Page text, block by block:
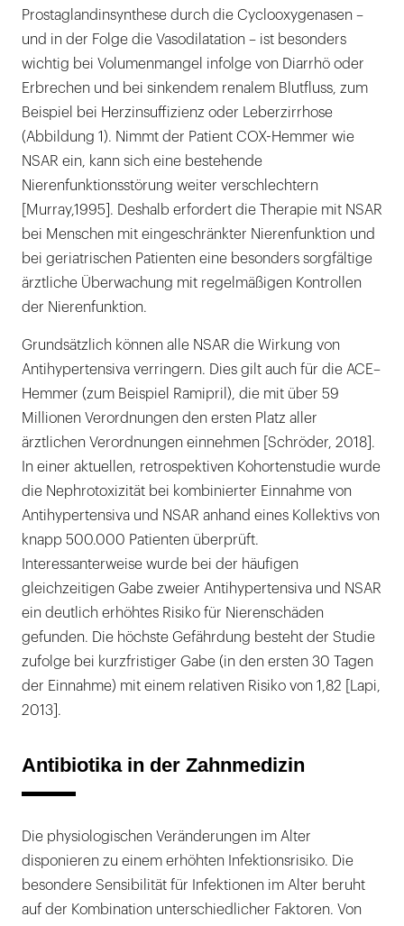
Prostaglandinsynthese durch die Cyclooxygenasen –
und in der Folge die Vasodilatation – ist besonders
wichtig bei Volumenmangel infolge von Diarrhö oder
Erbrechen und bei sinkendem renalem Blutfluss, zum
Beispiel bei Herzinsuffizienz oder Leberzirrhose
(Abbildung 1). Nimmt der Patient COX-Hemmer wie
NSAR ein, kann sich eine bestehende
Nierenfunktionsstörung weiter verschlechtern
[Murray,1995]. Deshalb erfordert die Therapie mit NSAR
bei Menschen mit eingeschränkter Nierenfunktion und
bei geriatrischen Patienten eine besonders sorgfältige
ärztliche Überwachung mit regelmäßigen Kontrollen
der Nierenfunktion.
Grundsätzlich können alle NSAR die Wirkung von
Antihypertensiva verringern. Dies gilt auch für die ACE–
Hemmer (zum Beispiel Ramipril), die mit über 59
Millionen Verordnungen den ersten Platz aller
ärztlichen Verordnungen einnehmen [Schröder, 2018].
In einer aktuellen, retrospektiven Kohortenstudie wurde
die Nephrotoxizität bei kombinierter Einnahme von
Antihypertensiva und NSAR anhand eines Kollektivs von
knapp 500.000 Patienten überprüft.
Interessanterweise wurde bei der häufigen
gleichzeitigen Gabe zweier Antihypertensiva und NSAR
ein deutlich erhöhtes Risiko für Nierenschäden
gefunden. Die höchste Gefährdung besteht der Studie
zufolge bei kurzfristiger Gabe (in den ersten 30 Tagen
der Einnahme) mit einem relativen Risiko von 1,82 [Lapi,
2013].
Antibiotika in der Zahnmedizin
Die physiologischen Veränderungen im Alter
disponieren zu einem erhöhten Infektionsrisiko. Die
besondere Sensibilität für Infektionen im Alter beruht
auf der Kombination unterschiedlicher Faktoren. Von